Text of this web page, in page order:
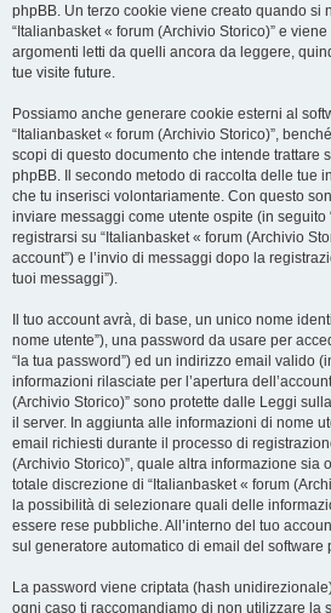
phpBB. Un terzo cookie viene creato quando si
“Italianbasket « forum (Archivio Storico)” e
argomenti letti da quelli ancora da leggere,
tue visite future.
Possiamo anche generare cookie esterni al
“Italianbasket « forum (Archivio Storico)”,
scopi di questo documento che intende trattare
phpBB. Il secondo metodo di raccolta delle tue
che tu inserisci volontariamente. Con questo
inviare messaggi come utente ospite (in seguito
registrarsi su “Italianbasket « forum (Archivio
account”) e l’invio di messaggi dopo la
tuoi messaggi”).
Il tuo account avrà, di base, un unico nome
nome utente”), una password da usare per
“la tua password”) ed un indirizzo email valido
informazioni rilasciate per l’apertura
(Archivio Storico)” sono protette dalle Leggi
il server. In aggiunta alle informazioni di nome
email richiesti durante il processo di
(Archivio Storico)”, quale altra informazione sia
totale discrezione di “Italianbasket « forum
la possibilità di selezionare quali delle
essere rese pubbliche. All’interno del tuo
sul generatore automatico di email del software
La password viene criptata (hash
ogni caso ti raccomandiamo di non utilizzare la